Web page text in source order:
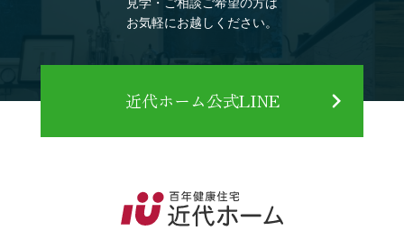
お気軽にお越しください。
近代ホーム公式LINE